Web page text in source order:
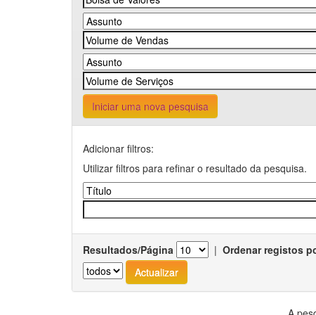
Iniciar uma nova pesquisa
Adicionar filtros:
Utilizar filtros para refinar o resultado da pesquisa.
Resultados/Página | Ordenar registos